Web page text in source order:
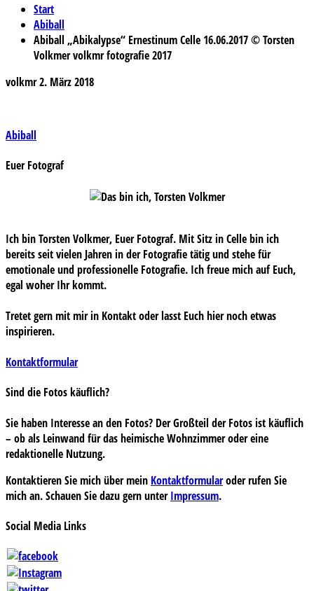
Start
Abiball
Abiball „Abikalypse“ Ernestinum Celle 16.06.2017 © Torsten
Volkmer volkmr fotografie 2017
volkmr2. März 2018
Beitragsnavigation
Abiball
Euer Fotograf
Ich bin Torsten Volkmer, Euer Fotograf. Mit Sitz in Celle bin ich
bereits seit vielen Jahren in der Fotografie tätig und stehe für
emotionale und professionelle Fotografie. Ich freue mich auf Euch,
egal woher Ihr kommt.
Tretet gern mit mir in Kontakt oder lasst Euch hier noch etwas
inspirieren.
Kontaktformular
Sind die Fotos käuflich?
Sie haben Interesse an den Fotos? Der Großteil der Fotos ist käuflich
– ob als Leinwand für das heimische Wohnzimmer oder eine
redaktionelle Nutzung.
Kontaktieren Sie mich über mein Kontaktformularoder rufen Sie
mich an. Schauen Sie dazu gern unterImpressum.
Social Media Links